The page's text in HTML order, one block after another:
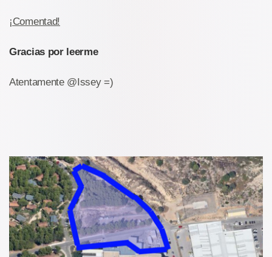
¡Comentad!
Gracias por leerme
Atentamente @Issey =)